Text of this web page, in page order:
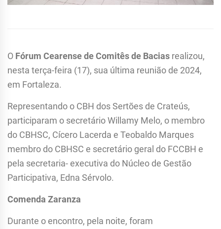
O Fórum Cearense de Comitês de Bacias realizou,
nesta terça-feira (17), sua última reunião de 2024,
em Fortaleza.
Representando o CBH dos Sertões de Crateús,
participaram o secretário Willamy Melo, o membro
do CBHSC, Cícero Lacerda e Teobaldo Marques
membro do CBHSC e secretário geral do FCCBH e
pela secretaria- executiva do Núcleo de Gestão
Participativa, Edna Sérvolo.
Comenda Zaranza
Durante o encontro, pela noite, foram